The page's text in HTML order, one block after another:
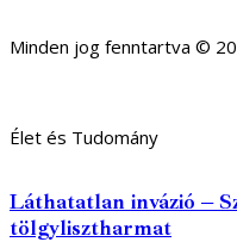
Minden jog fenntartva ©
Élet és Tudomány
Láthatatlan invázió –
tölgylisztharmat